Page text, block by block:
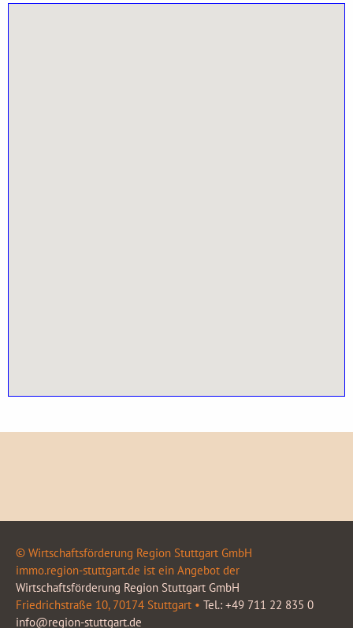
© Wirtschaftsförderung Region Stuttgart GmbH
immo.region-stuttgart.de ist ein Angebot der
Wirtschaftsförderung Region Stuttgart GmbH
Friedrichstraße 10, 70174 Stuttgart • Tel.: +49 711 22 835 0
info@region-stuttgart.de